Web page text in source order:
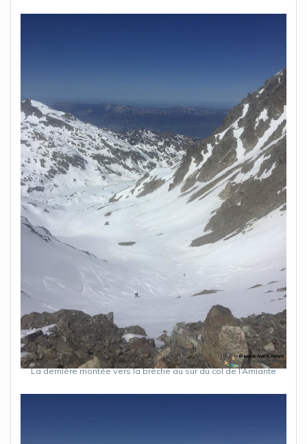
La dernière montée vers la brèche au sur du col de l’Amiante